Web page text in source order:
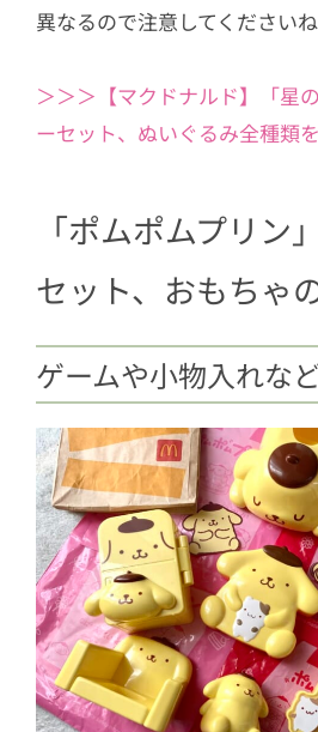
異なるので注意してくださいね
＞＞＞【マクドナルド】「星
ーセット、ぬいぐるみ全種類
「ポムポムプリン
セット、おもちゃ
ゲームや小物入れな